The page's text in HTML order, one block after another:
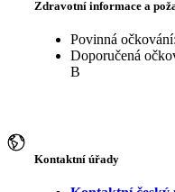
Zdravotní informace a
Povinná
Doporučená
B
Kontaktní úřady